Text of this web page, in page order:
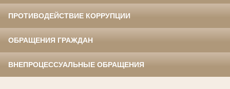
ПРОТИВОДЕЙСТВИЕ КОРРУПЦИИ
ОБРАЩЕНИЯ ГРАЖДАН
ВНЕПРОЦЕССУАЛЬНЫЕ ОБРАЩЕНИЯ